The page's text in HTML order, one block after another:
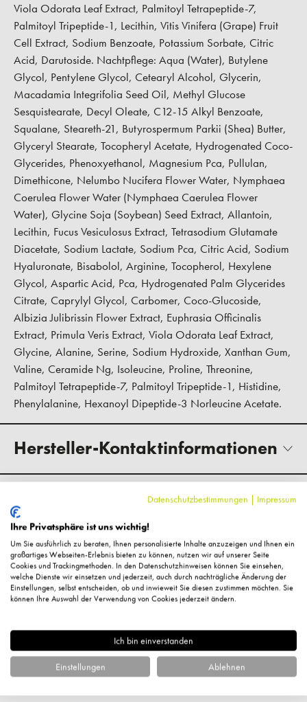
Viola Odorata Leaf Extract, Palmitoyl Tetrapeptide-7,
Palmitoyl Tripeptide-1, Lecithin, Vitis Vinifera (Grape) Fruit
Cell Extract, Sodium Benzoate, Potassium Sorbate, Citric
Acid, Darutoside. Nachtpflege: Aqua (Water), Butylene
Glycol, Pentylene Glycol, Cetearyl Alcohol, Glycerin,
Macadamia Integrifolia Seed Oil, Methyl Glucose
Sesquistearate, Decyl Oleate, C12-15 Alkyl Benzoate,
Squalane, Steareth-21, Butyrospermum Parkii (Shea) Butter,
Glyceryl Stearate, Tocopheryl Acetate, Hydrogenated Coco-
Glycerides, Phenoxyethanol, Magnesium Pca, Pullulan,
Dimethicone, Nelumbo Nucifera Flower Water, Nymphaea
Coerulea Flower Water (Nymphaea Caerulea Flower
Water), Glycine Soja (Soybean) Seed Extract, Allantoin,
Lecithin, Fucus Vesiculosus Extract, Tetrasodium Glutamate
Diacetate, Sodium Lactate, Sodium Pca, Citric Acid, Sodium
Hyaluronate, Bisabolol, Arginine, Tocopherol, Hexylene
Glycol, Aspartic Acid, Pca, Hydrogenated Palm Glycerides
Citrate, Caprylyl Glycol, Carbomer, Coco-Glucoside,
Albizia Julibrissin Flower Extract, Euphrasia Officinalis
Extract, Primula Veris Extract, Viola Odorata Leaf Extract,
Glycine, Alanine, Serine, Sodium Hydroxide, Xanthan Gum,
Valine, Ceramide Ng, Isoleucine, Proline, Threonine,
Palmitoyl Tetrapeptide-7, Palmitoyl Tripeptide-1, Histidine,
Phenylalanine, Hexanoyl Dipeptide-3 Norleucine Acetate.
Hersteller-Kontaktinformationen
Kundenbewertungen
Fragen zum Artikel?
Ähnliche Artikel
Datenschutzbestimmungen | Impressum
Ihre Privatsphäre ist uns wichtig!
Um Sie ausführlich zu beraten, Ihnen personalisierte Inhalte anzuzeigen und Ihnen ein
großartiges Webseiten-Erlebnis bieten zu können, nutzen wir auf unserer Seite
Cookies und Trackingmethoden. In den Datenschutzhinweisen können Sie einsehen,
welche Dienste wir einsetzen und jederzeit, auch durch nachträgliche Änderung der
Einstellungen, selbst entscheiden, ob und inwieweit Sie diesen zustimmen möchten. Sie
können Ihre Auswahl der Verwendung von Cookies jederzeit ändern.
Ich bin einverstanden
Einstellungen Ablehnen